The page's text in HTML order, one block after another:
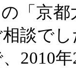
「京
談で
2010